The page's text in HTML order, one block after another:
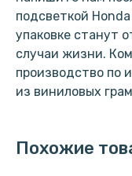
подсветкой
упаковке станут
случаи жизни.
производство по
из виниловых
Похожие